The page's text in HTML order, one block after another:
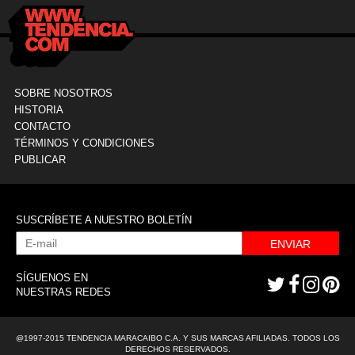
SOBRE NOSOTROS
HISTORIA
CONTACTO
TÉRMINOS Y CONDICIONES
PUBLICAR
SUSCRÍBETE A NUESTRO BOLETÍN
ENVIAR
SÍGUENOS EN
NUESTRAS REDES
@1997-2015 TENDENCIA MARACAIBO C.A. Y SUS MARCAS AFILIADAS. TODOS LOS
DERECHOS RESERVADOS.